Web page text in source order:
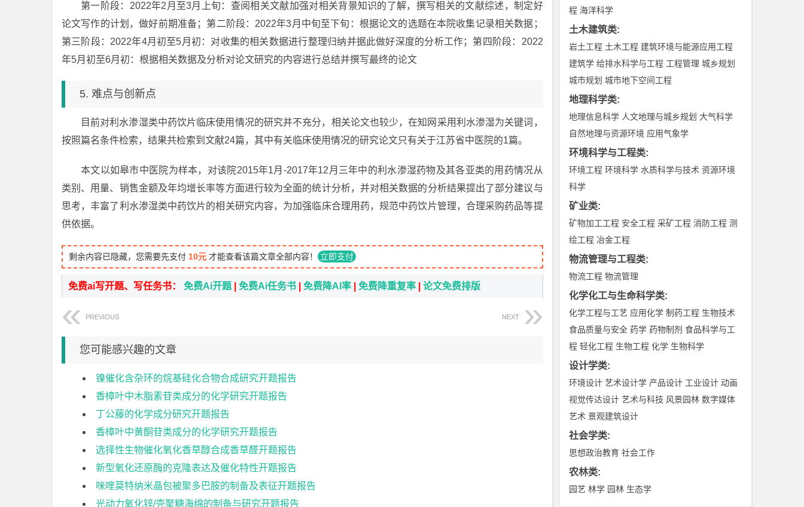
第一阶段：2022年2月至3月上旬：查阅相关文献加强对相关背景知识的了解，撰写相关的文献综述，制定好
论文写作的计划，做好前期准备；第二阶段：2022年3月中旬至下旬：根据论文的选题在本院收集记录相关数据；
第三阶段：2022年4月初至5月初：对收集的相关数据进行整理归纳并据此做好深度的分析工作；第四阶段：2022
年5月初至6月初：根据相关数据及分析对论文研究的内容进行总结并撰写最终的论文
5. 难点与创新点
目前对利水渗湿类中药饮片临床使用情况的研究并不充分，相关论文也较少，在知网采用利水渗湿为关键词，
按照篇名条件检索，结果共检索到文献24篇，其中有关临床使用情况的研究论文只有关于江苏省中医院的1篇。
本文以如皋市中医院为样本，对该院2015年1月-2017年12月三年中的利水渗湿药物及其各亚类的用药情况从
类别、用量、销售金额及年均增长率等方面进行较为全面的统计分析，并对相关数据的分析结果提出了部分建议与
思考，丰富了利水渗湿类中药饮片的相关研究内容，为加强临床合理用药，规范中药饮片管理，合理采购药品等提
供依据。
剩余内容已隐藏，您需要先支付 10元 才能查看该篇文章全部内容！ 立即支付
免费ai写开题、写任务书： 免费Ai开题 免费Ai任务书 免费降AI率 免费降重复率 论文免费排版
PREVIOUS NEXT
您可能感兴趣的文章
镍催化含杂环的烷基硅化合物合成研究开题报告
香樟叶中木脂素苷类成分的化学研究开题报告
丁公藤的化学成分研究开题报告
香樟叶中黄酮苷类成分的化学研究开题报告
选择性生物催化氧化香草醇合成香草醛开题报告
新型氧化还原酶的克隆表达及催化特性开题报告
咪喹莫特纳米晶包被聚多巴胺的制备及表征开题报告
光动力氧化锌/壳聚糖海绵的制备与研究开题报告
程 海洋科学
土木建筑类:
岩土工程 土木工程 建筑环境与能源应用工程
建筑学 给排水科学与工程 工程管理 城乡规划
城市规划 城市地下空间工程
地理科学类:
地理信息科学 人文地理与城乡规划 大气科学
自然地理与资源环境 应用气象学
环境科学与工程类:
环境工程 环境科学 水质科学与技术 资源环境
科学
矿业类:
矿物加工工程 安全工程 采矿工程 消防工程 测
绘工程 冶金工程
物流管理与工程类:
物流工程 物流管理
化学化工与生命科学类:
化学工程与工艺 应用化学 制药工程 生物技术
食品质量与安全 药学 药物制剂 食品科学与工
程 轻化工程 生物工程 化学 生物科学
设计学类:
环境设计 艺术设计学 产品设计 工业设计 动画
视觉传达设计 艺术与科技 风景园林 数字媒体
艺术 景观建筑设计
社会学类:
思想政治教育 社会工作
农林类:
园艺 林学 园林 生态学